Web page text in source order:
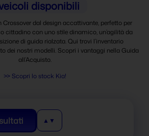
disponibili
Crossover dal design accattivante, perfetto per
cittadino con uno stile dinamico, un’agilità da
di guida rialzata. Qui trovi l’inventario
dei nostri modelli. Scopri i vantaggi nella Guida
all’Acquisto.
>> Scopri lo stock Kia!